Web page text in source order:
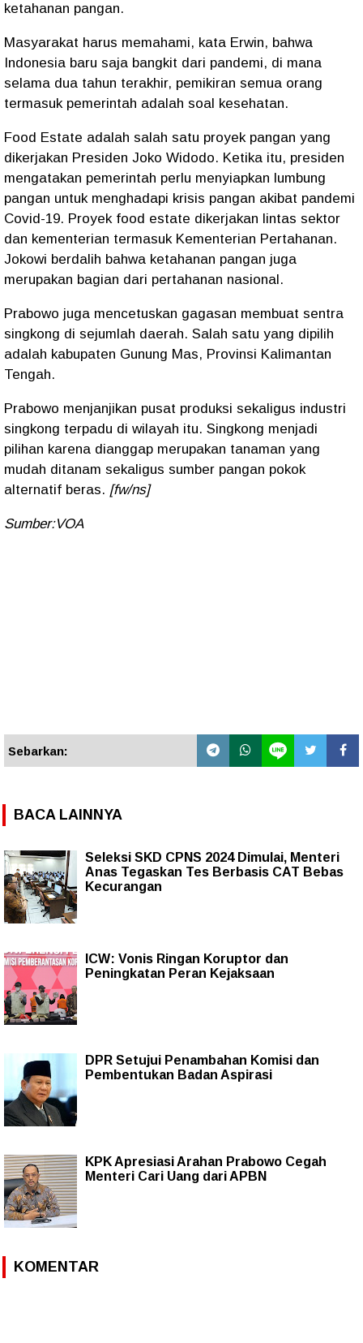
ketahanan pangan.
Masyarakat harus memahami, kata Erwin, bahwa
Indonesia baru saja bangkit dari pandemi, di mana
selama dua tahun terakhir, pemikiran semua orang
termasuk pemerintah adalah soal kesehatan.
Food Estate adalah salah satu proyek pangan yang
dikerjakan Presiden Joko Widodo. Ketika itu, presiden
mengatakan pemerintah perlu menyiapkan lumbung
pangan untuk menghadapi krisis pangan akibat pandemi
Covid-19. Proyek food estate dikerjakan lintas sektor
dan kementerian termasuk Kementerian Pertahanan.
Jokowi berdalih bahwa ketahanan pangan juga
merupakan bagian dari pertahanan nasional.
Prabowo juga mencetuskan gagasan membuat sentra
singkong di sejumlah daerah. Salah satu yang dipilih
adalah kabupaten Gunung Mas, Provinsi Kalimantan
Tengah.
Prabowo menjanjikan pusat produksi sekaligus industri
singkong terpadu di wilayah itu. Singkong menjadi
pilihan karena dianggap merupakan tanaman yang
mudah ditanam sekaligus sumber pangan pokok
alternatif beras. [fw/ns]
Sumber:VOA
Sebarkan:
BACA LAINNYA
Seleksi SKD CPNS 2024 Dimulai, Menteri
Anas Tegaskan Tes Berbasis CAT Bebas
Kecurangan
ICW: Vonis Ringan Koruptor dan
Peningkatan Peran Kejaksaan
DPR Setujui Penambahan Komisi dan
Pembentukan Badan Aspirasi
KPK Apresiasi Arahan Prabowo Cegah
Menteri Cari Uang dari APBN
KOMENTAR